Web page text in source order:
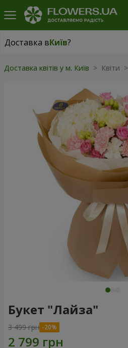
Доставка вКиїв?
Доставка вКиїв
Доставка квітів у м. Київ > Квіти >
Букет "Лайза"
3 499 грн